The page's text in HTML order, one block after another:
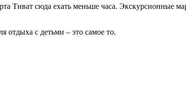
Тиват сюда ехать меньше часа.
с детьми – это самое то.